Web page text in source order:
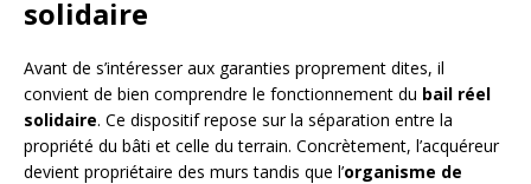
solidaire
Avant de s’intéresser aux garanties proprement dites, il
convient de bien comprendre le fonctionnement du bail réel
solidaire. Ce dispositif repose sur la séparation entre la
propriété du bâti et celle du terrain. Concrètement, l’acquéreur
devient propriétaire des murs tandis que l’organisme de